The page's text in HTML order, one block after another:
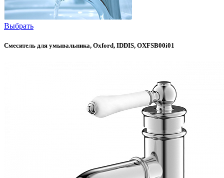
Выбрать
Смеситель для умывальника, Oxford, IDDIS, OXFSB00i01